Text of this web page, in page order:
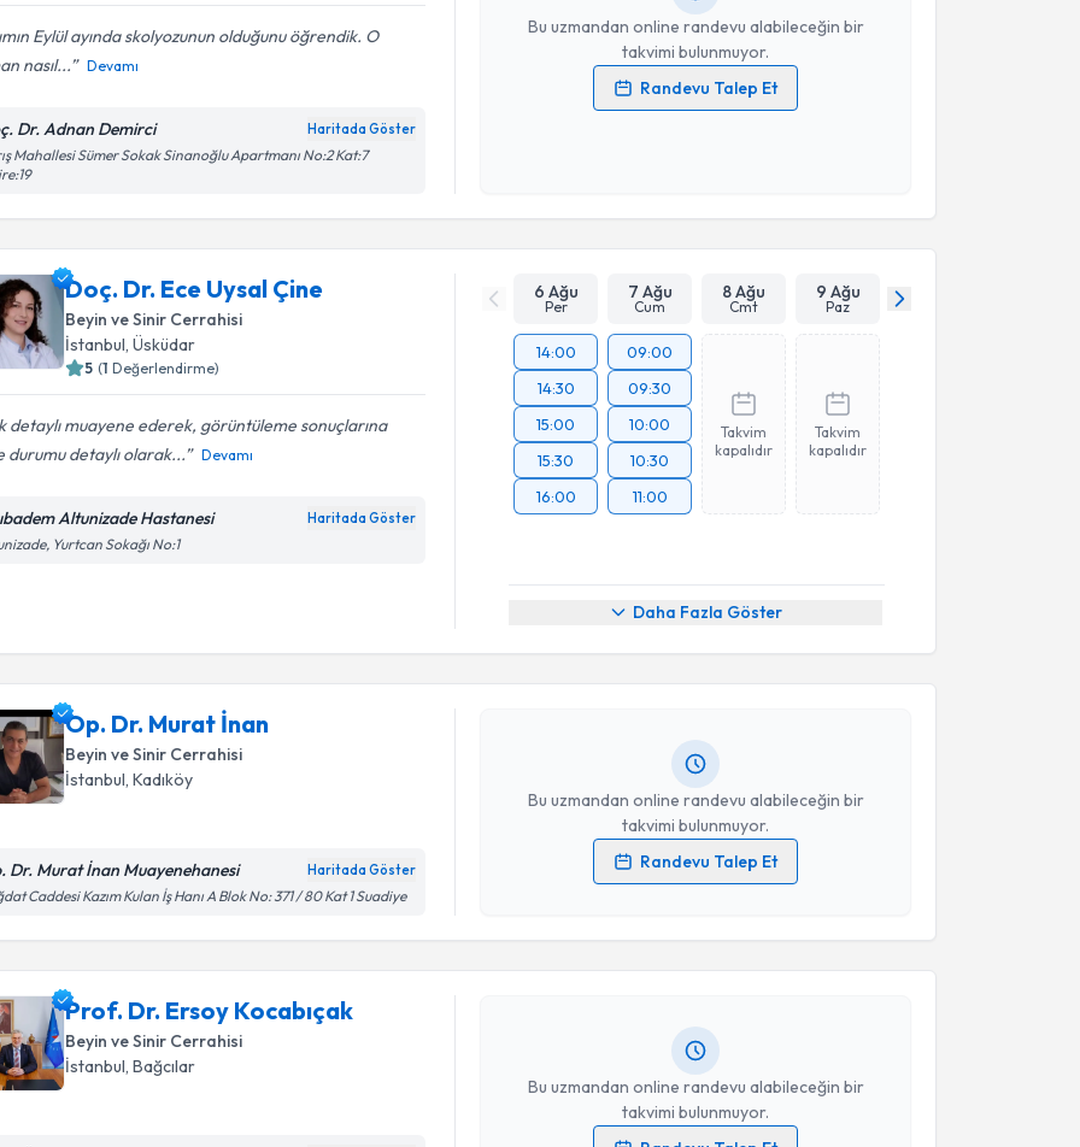
Eylül ayında skolyozunun olduğunu öğrendik. O
nasıl...
Devamı
Dr. Adnan Demirci Haritada Göster
Mahallesi Sümer Sokak Sinanoğlu Apartmanı No:2 Kat:7
Bu uzmandan online randevu alabileceğin bir
takvimi bulunmuyor.
Randevu Talep Et
Kişisel verilerimin işlenmesine ilişkinAydınlatma Metni
Doç. Dr. Ece Uysal Çine
Beyin ve Sinir Cerrahisi
İstanbul , Üsküdar
5 (1 Değerlendirme)
detaylı muayene ederek, görüntüleme sonuçlarına
durumu detaylı olarak...
Devamı
Altunizade Hastanesi Haritada Göster
Yurtcan Sokağı No:1
6 Ağu
Per
7 Ağu
Cum
8 Ağu
Cmt
9 Ağu
Paz
14:00
14:30
15:00
15:30
16:00
09:00
09:30
10:00
10:30
11:00
Takvim
kapalıdır
Takvim
kapalıdır
Daha Fazla Göster
Op. Dr. Murat İnan
Beyin ve Sinir Cerrahisi
İstanbul, Kadıköy
Dr. Murat İnan Muayenehanesi Haritada Göster
Caddesi Kazım Kulan İş Hanı A Blok No: 371 / 80 Kat 1 Suadiye
Bu uzmandan online randevu alabileceğin bir
takvimi bulunmuyor.
Randevu Talep Et
Randevu Takvimi Talebi
Kişisel verilerimin işlenmesine ilişkinAydınlatma Metni
işlenmesini kabul ediyorum.
Prof. Dr. Ersoy Kocabıçak
Beyin ve Sinir Cerrahisi
İstanbul, Bağcılar
Bu uzmandan online randevu alabileceğin bir
takvimi bulunmuyor.
Randevu Takvimi Talebi